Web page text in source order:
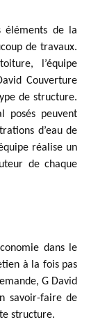
éléments de la
de travaux.
l’équipe
Couverture
de structure.
posés peuvent
d’eau de
réalise un
de chaque
dans le
à la fois pas
G David
savoir-faire de
structure.